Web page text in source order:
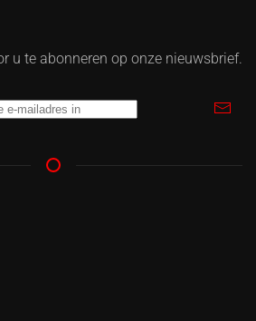
u te abonneren op onze nieuwsbrief.